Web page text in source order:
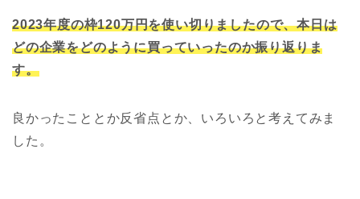
2023年度の枠120万円を使い切りましたので、本日は
どの企業をどのように買っていったのか振り返りま
す。
良かったこととか反省点とか、いろいろと考えてみま
した。